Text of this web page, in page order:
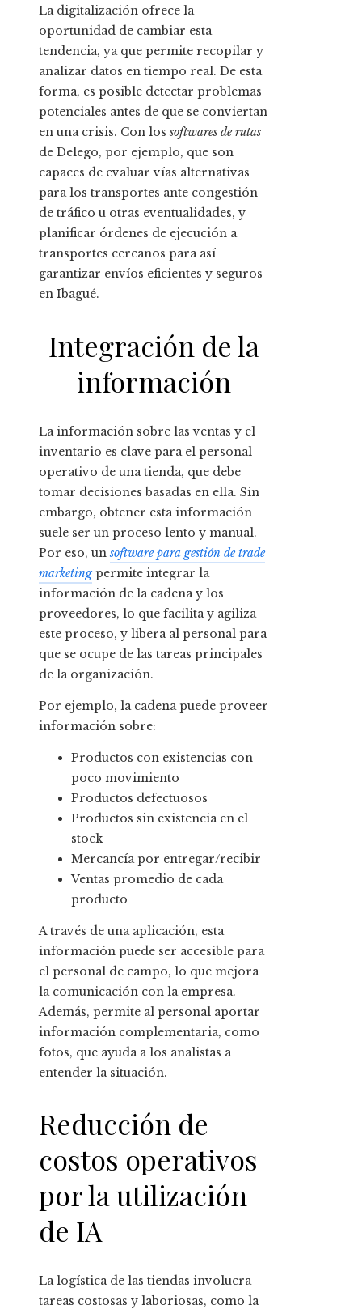
La digitalización ofrece la
oportunidad de cambiar esta
tendencia, ya que permite recopilar y
analizar datos en tiempo real. De esta
forma, es posible detectar problemas
potenciales antes de que se conviertan
en una crisis. Con los softwares de rutas
de Delego, por ejemplo, que son
capaces de evaluar vías alternativas
para los transportes ante congestión
de tráfico u otras eventualidades, y
planificar órdenes de ejecución a
transportes cercanos para así
garantizar envíos eficientes y seguros
en Ibagué.
Integración de la
información
La información sobre las ventas y el
inventario es clave para el personal
operativo de una tienda, que debe
tomar decisiones basadas en ella. Sin
embargo, obtener esta información
suele ser un proceso lento y manual.
Por eso, unsoftware para gestión de trade
marketingpermite integrar la
información de la cadena y los
proveedores, lo que facilita y agiliza
este proceso, y libera al personal para
que se ocupe de las tareas principales
de la organización.
Por ejemplo, la cadena puede proveer
información sobre:
Productos con existencias con
poco movimiento
Productos defectuosos
Productos sin existencia en el
stock
Mercancía por entregar/recibir
Ventas promedio de cada
producto
A través de una aplicación, esta
información puede ser accesible para
el personal de campo, lo que mejora
la comunicación con la empresa.
Además, permite al personal aportar
información complementaria, como
fotos, que ayuda a los analistas a
entender la situación.
Reducción de
costos operativos
por la utilización
de IA
La logística de las tiendas involucra
tareas costosas y laboriosas, como la